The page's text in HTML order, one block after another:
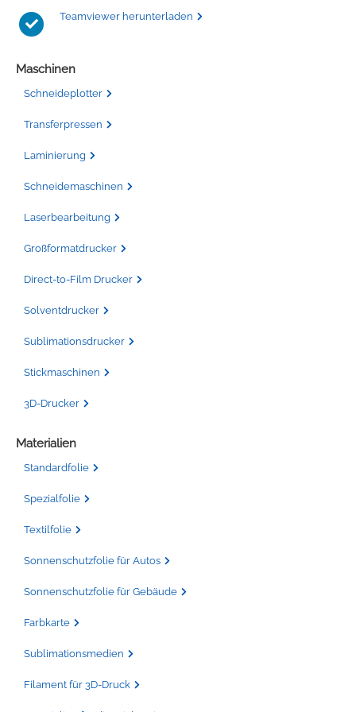
Tafelfolie
Verschiedene Spezialfolien
Textilfolie
Übersicht
Chemica Holograflex
Chemica Sunmark
Chemica Printbar
Chemica Darklite
Chemica Metallic
Transferfolie
Trommeln
Schaber
Verschiedenes
Griffe
Ausstattung für Taschen
Werkzeugkasten
Reinigung
Reinigungsset
Glasschaber
Ausrüstung
Teamviewer herunterladen
Maschinen
Schneideplotter
Transferpressen
Laminierung
Schneidemaschinen
Laserbearbeitung
Großformatdrucker
Direct-to-Film Drucker
Solventdrucker
Sublimationsdrucker
Stickmaschinen
3D-Drucker
Materialien
Standardfolie
Spezialfolie
Textilfolie
Sonnenschutzfolie für Autos
Sonnenschutzfolie für Gebäude
Farbkarte
Sublimationsmedien
Filament für 3D-Druck